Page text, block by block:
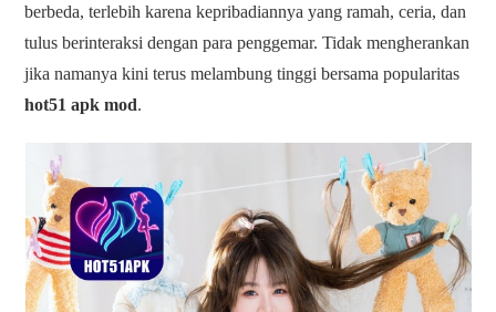
berbeda, terlebih karena kepribadiannya yang ramah, ceria, dan
tulus berinteraksi dengan para penggemar. Tidak mengherankan
jika namanya kini terus melambung tinggi bersama popularitas
hot51 apk mod.